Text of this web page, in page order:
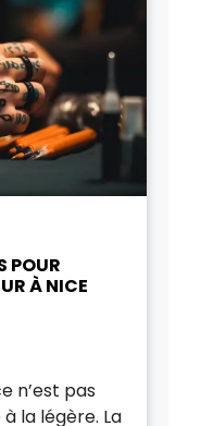
POUR
À NICE
n’est pas
la légère. La